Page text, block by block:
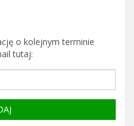
o kolejnym terminie
tutaj: